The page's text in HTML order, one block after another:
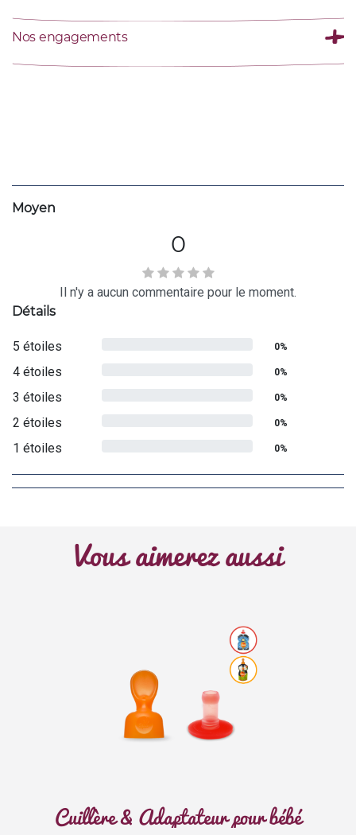
Nos engagements
Moyen
0
Il n'y a aucun commentaire pour le moment.
Détails
5 étoiles 0%
4 étoiles 0%
3 étoiles 0%
2 étoiles 0%
1 étoiles 0%
Vous aimerez aussi
Cuillère & Adaptateur pour bébé